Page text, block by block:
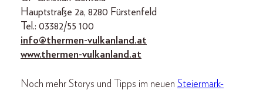
Hauptstraße 2a, 8280 Fürstenfeld
Tel.: 03382/55 100
info@thermen-vulkanland.at
www.thermen-vulkanland.at
Noch mehr Storys und Tipps im neuen Steiermark-